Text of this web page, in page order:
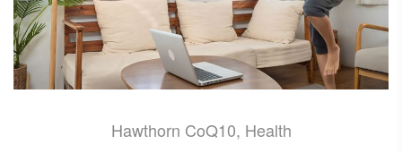
Hawthorn CoQ10, Health